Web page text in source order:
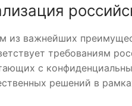
из важнейших
требованиям
с
решений в